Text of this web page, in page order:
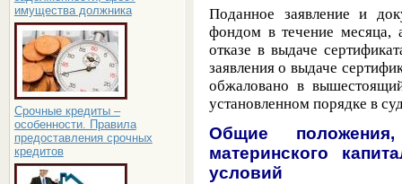
имущества должника
Срочные кредиты –
особенности. Правила
предоставления срочных
кредитов
Поданное заявление и
фондом в течение месяца,
отказе в выдаче
заявления о выдаче
обжаловано в
установленном порядке в
Общие
материнского
условий